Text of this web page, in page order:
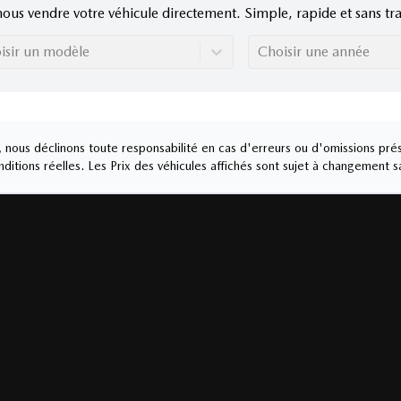
vendre votre véhicule directement. Simple, rapide et sans
un modèle Choisir une année
déclinons toute responsabilité en cas d'erreurs ou d'omissions
réelles. Les Prix des véhicules affichés sont sujet à changement